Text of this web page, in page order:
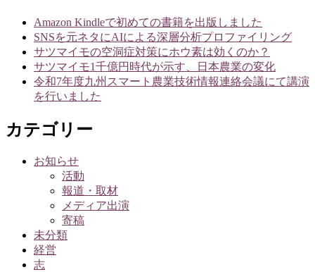
Amazon Kindleで初めての書籍を出版しました
SNSを元ネタにAIによる深層分析プロファイリング
サツマイモの空洞症対策にホウ素は効くのか？
サツマイモ1千億円時代が示す、日本農業の変化
令和7年度九州スマート農業技術情報連絡会議にて講演
を行いました
カテゴリー
お知らせ
活動
報道・取材
メディア出演
寄稿
未分類
経営
志